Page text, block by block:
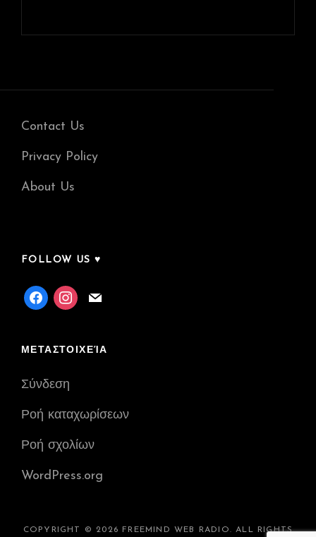
Contact Us
Privacy Policy
About Us
FOLLOW US ♥
facebookinstagram
mail
ΜΕΤΑΣΤΟΙΧΕΊΑ
Σύνδεση
Ροή καταχωρίσεων
Ροή σχολίων
WordPress.org
COPYRIGHT © 2026 FREEMIND WEB RADIO. ALL RIGHTS